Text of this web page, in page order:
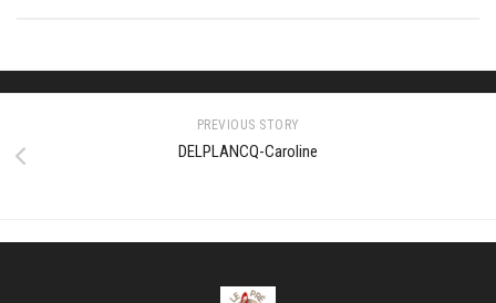
PREVIOUS STORY
DELPLANCQ-Caroline